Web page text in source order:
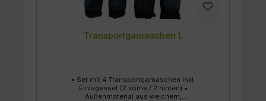
Transportgamaschen L
• Set mit 4 Transportgamaschen inkl.
Einlagenset (2 vorne / 2 hinten) •
Außenmaterial aus weichem,